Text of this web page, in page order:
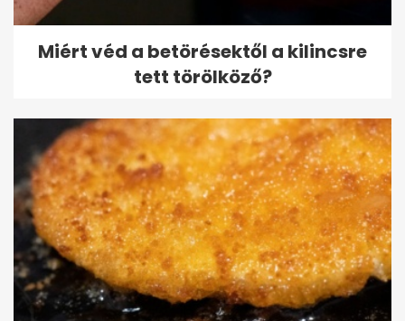
Miért véd a betörésektől a kilincsre
tett törölköző?